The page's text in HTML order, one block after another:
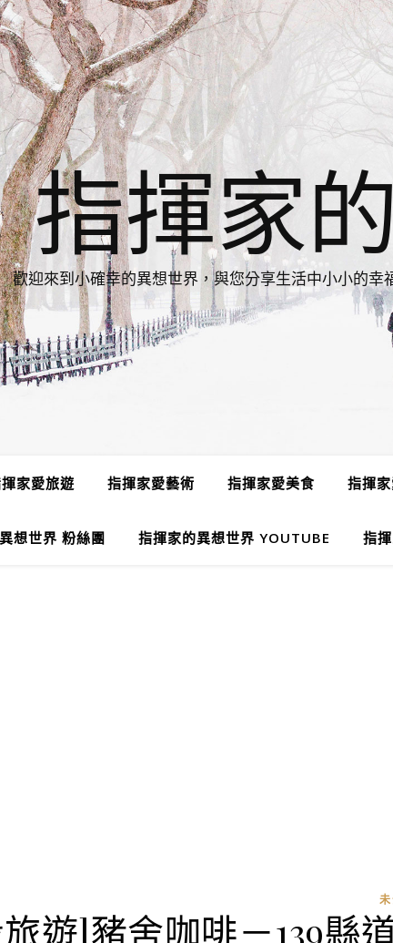
指揮家
歡迎來到小確幸的異想世界，與您分享生活中小小的
家愛旅遊 指揮家愛藝術 指揮家愛美食 指揮
想世界 粉絲團 指揮家的異想世界 YOUTUBE 指
遊]豬舍咖啡－139縣